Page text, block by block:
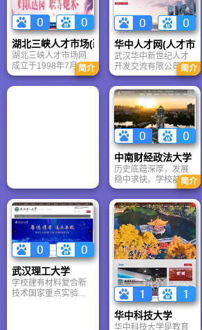
湖北三峡人才市场(政府)
湖北三峡人才市场网
成立于1998年7月，
是迄今为止三峡区域
规模最大、专业性最
理、人事调动、职称
评审、人事考试等相
关政策的咨询。
简介
华中人才网(人才市场)
武汉华中新世纪人才
开发交流有限公司
（简称华中人才）成
立于2003年，总部位
于武汉国际会展中
心。公司经过多年的
努力与发展，打造出
了专业的人才服务品
牌，赢得了社会各界
的广泛美誉，公司成
立以来已成功举办各
类大中型交流会近千
场，为百万人提供了
就业机会，与数万家
企事业单位建立了业
务关系。
简介
中南财经政法大学
历史底蕴深厚，发展
稳中求快。学校前身
是1948年以邓小平为
第一书记的中共中央
中原局创建，并由第
二书记陈毅担任筹备
委员会主任的中原大
学。1953年，在全国
高等院校调整中，以
中原大学财经学院、
政法学院为基础，荟
萃中南地区六省多所
高等学校的财经、政
法系科，分别成立了
中南财经学院和中南
政法学院。
简介
武汉理工大学
学校建有材料复合新
技术国家重点实验
华中科技大学
华中科技大学是教育